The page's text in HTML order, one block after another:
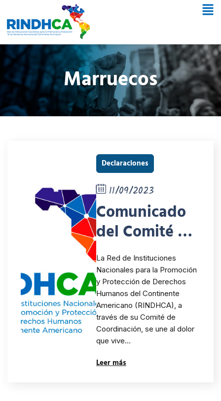
Marruecos
Declaraciones
11/09/2023
Comunicado
del Comité de
Coordinación
de la
RINDHCA
11/2023.
Solidaridad
con la
población de
La Red de Instituciones
Nacionales para la Promoción
y Protección de Derechos
Humanos del Continente
Americano (RINDHCA), a
través de su Comité de
Coordinación, se une al dolor
que vive…
Leer más